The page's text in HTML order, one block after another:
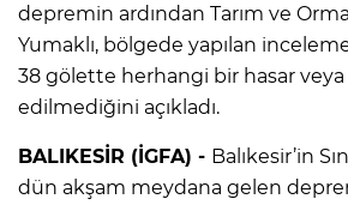
depremin ardından Tarım ve
Yumaklı, bölgede yapılan
38 gölette herhangi bir hasar
edilmediğini açıkladı.
BALIKESİR (İGFA) - Balıkesir’in
dün akşam meydana gelen